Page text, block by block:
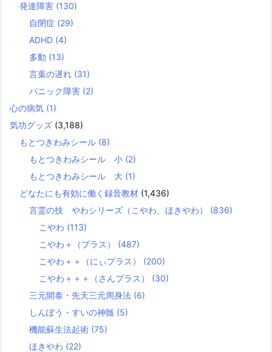
発達障害 (130)
自閉症 (29)
ADHD (4)
多動 (13)
言葉の遅れ (31)
パニック障害 (2)
心の病気 (1)
気功グッズ (3,188)
もとつきわみシール (8)
もとつきわみシール 小 (2)
もとつきわみシール 大 (1)
どなたにも有効に働く録音教材 (1,436)
言霊の技 やわシリーズ（こやわ、ほきやわ） (836)
こやわ (113)
こやわ＋（プラス） (487)
こやわ＋＋（にぃプラス） (200)
こやわ＋＋＋（さんプラス） (30)
三元開泰・先天三元周身法 (6)
しんぽう・すいの神髄 (5)
機能蘇生法起術 (75)
ほきやわ (22)